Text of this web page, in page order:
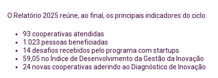
O Relatório 2025 reúne, ao final, os principais indicadores do ciclo:
93 cooperativas atendidas
1.023 pessoas beneficiadas
14 desafios recebidos pelo programa com startups
59,05 no Índice de Desenvolvimento da Gestão da Inovação
24 novas cooperativas aderindo ao Diagnóstico de Inovação